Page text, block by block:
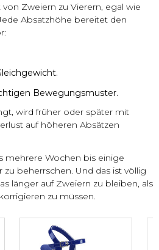
Zweiern zu Vierern, egal wie
Absatzhöhe bereitet den
Bewegungsmuster.
wird früher oder später mit
auf höheren Absätzen
mehrere Wochen bis einige
beherrschen. Und das ist völlig
länger auf Zweiern zu bleiben, als
zu müssen.